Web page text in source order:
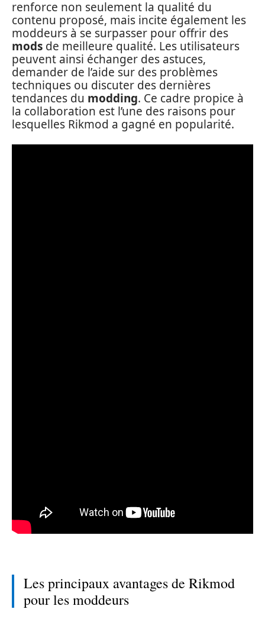
renforce non seulement la qualité du
contenu proposé, mais incite également les
moddeurs à se surpasser pour offrir des
mods de meilleure qualité. Les utilisateurs
peuvent ainsi échanger des astuces,
demander de l’aide sur des problèmes
techniques ou discuter des dernières
tendances du modding. Ce cadre propice à
la collaboration est l’une des raisons pour
lesquelles Rikmod a gagné en popularité.
Les principaux avantages de Rikmod
pour les moddeurs